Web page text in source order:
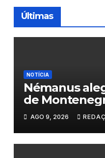
Últimas
NOTÍCIA
Némanus
de
AGO 9, 2026